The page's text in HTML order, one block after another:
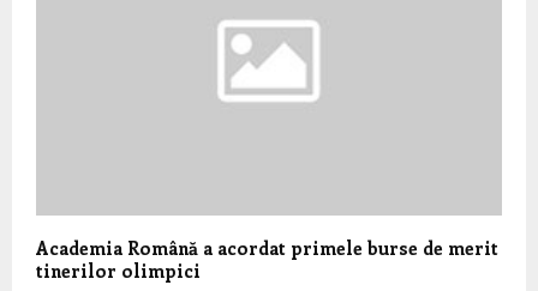
Academia Română a acordat primele burse de merit
tinerilor olimpici